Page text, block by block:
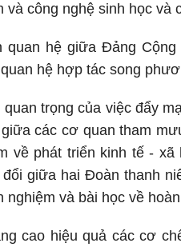
và công nghệ sinh học và
quan hệ giữa Đảng
hệ hợp tác song
trọng của việc đẩy
các cơ quan tham
về phát triển kinh tế -
giữa hai Đoàn thanh
nghiệm và bài học về
cao hiệu quả các cơ